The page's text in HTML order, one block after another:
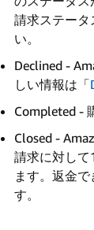
請求ステータ
い。
Declined -
しい情報は「
Completed -
Closed -
請求に対し
ます。返金
す。